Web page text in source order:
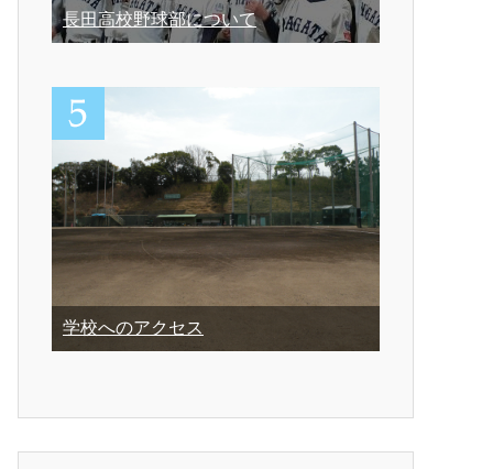
長田高校野球部について
学校へのアクセス